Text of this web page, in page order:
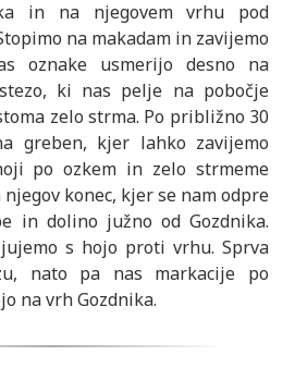
in na njegovem vrhu pod
na makadam in zavijemo
oznake usmerijo desno na
ki nas pelje na pobočje
zelo strma. Po približno 30
greben, kjer lahko zavijemo
po ozkem in zelo strmeme
konec, kjer se nam odpre
in dolino južno od Gozdnika.
s hojo proti vrhu. Sprva
nato pa nas markacije po
na vrh Gozdnika.